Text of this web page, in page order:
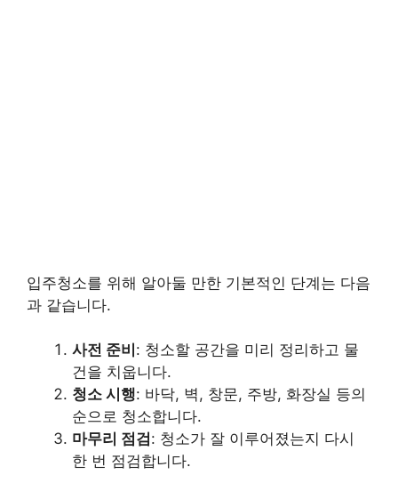
입주청소를 위해 알아둘 만한 기본적인 단계는 다음
과 같습니다.
사전 준비 : 청소할 공간을 미리 정리하고 물
건을 치웁니다.
청소 시행: 바닥, 벽, 창문, 주방, 화장실 등의
순으로 청소합니다.
마무리 점검 : 청소가 잘 이루어졌는지 다시
한 번 점검합니다.